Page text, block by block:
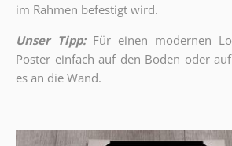
im Rahmen befestigt wird.
Unser Tipp: Für einen modernen
Poster einfach auf den Boden oder
es an die Wand.